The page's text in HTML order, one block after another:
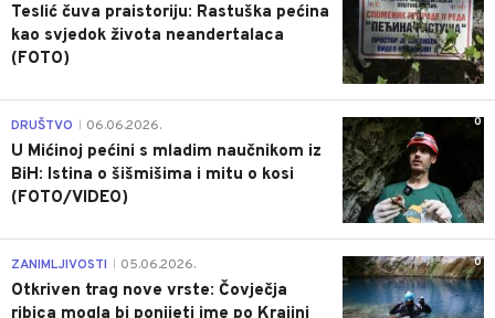
Teslić čuva praistoriju: Rastuška pećina
kao svjedok života neandertalaca
(FOTO)
0
DRUŠTVO 06.06.2026.
U Mićinoj pećini s mladim naučnikom iz
BiH: Istina o šišmišima i mitu o kosi
(FOTO/VIDEO)
0
ZANIMLJIVOSTI 05.06.2026.
Otkriven trag nove vrste: Čovječja